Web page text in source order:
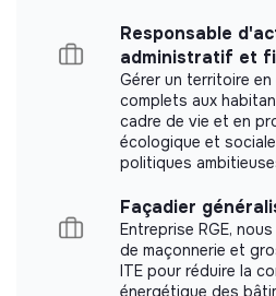
Responsable
administratif et
Gérer un territoire
complets aux
cadre de vie et en
écologique et
politiques
Façadier
Entreprise RGE,
de maçonnerie et
ITE pour réduire la
énergétique des